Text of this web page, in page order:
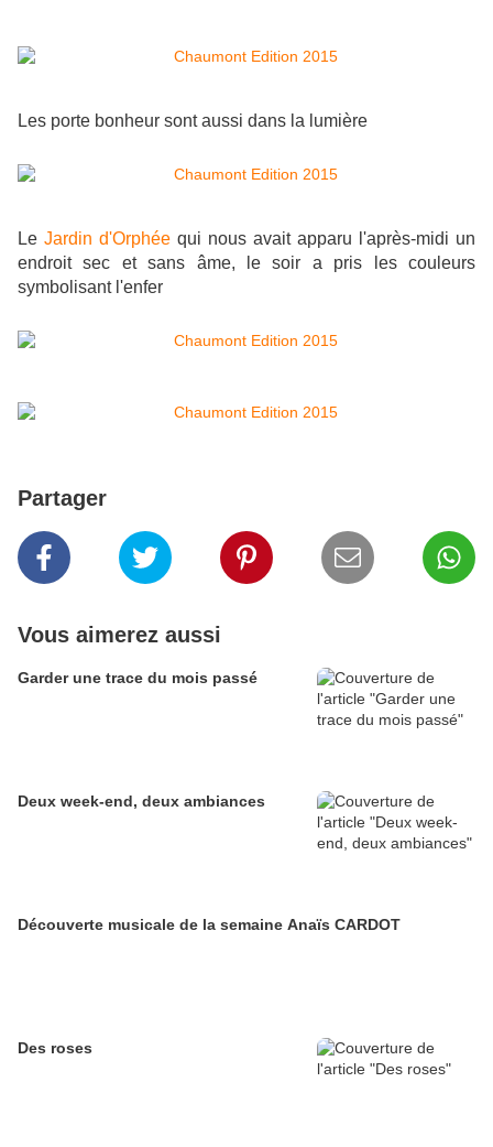
Les porte bonheur sont aussi dans la lumière
Le Jardin d'Orphée qui nous avait apparu l'après-midi un
endroit sec et sans âme, le soir a pris les couleurs
symbolisant l'enfer
Partager
Vous aimerez aussi
Garder une trace du mois passé
Deux week-end, deux ambiances
Découverte musicale de la semaine Anaïs CARDOT
Des roses